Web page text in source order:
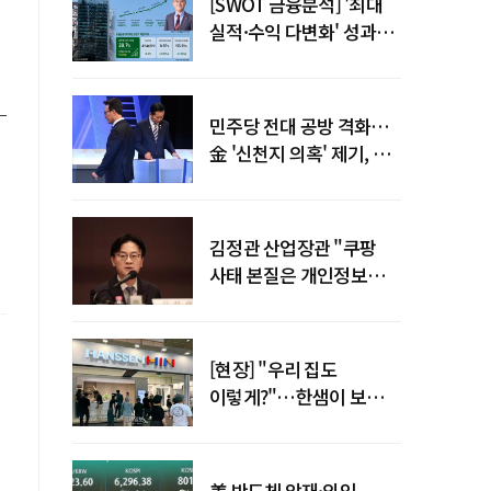
실적·수익 다변화' 성과…
민주당 전대 공방 격화…
金 '신천지 의혹' 제기, 鄭
김정관 산업장관 "쿠팡
사태 본질은 개인정보
[현장] "우리 집도
이렇게?"…한샘이 보여준